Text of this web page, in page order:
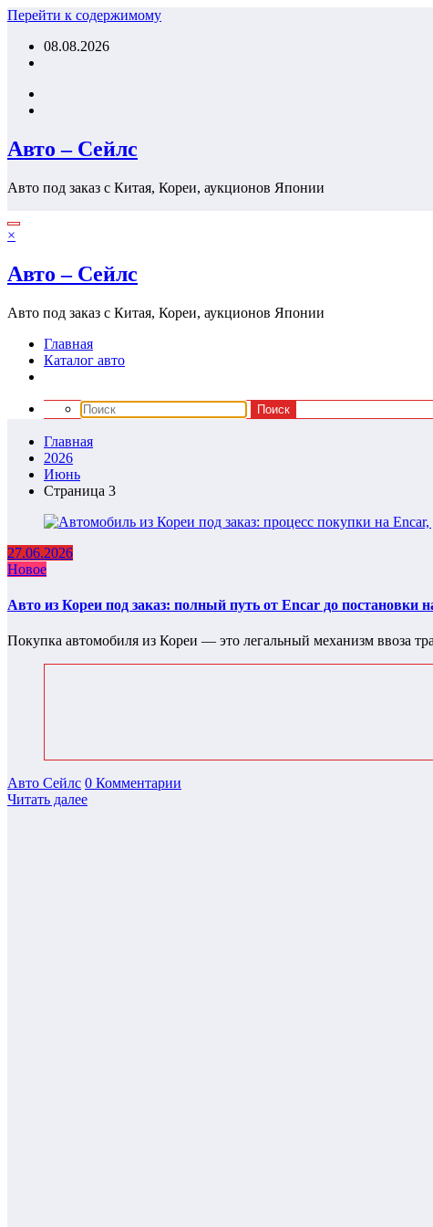
Перейти к содержимому
08.08.2026
Авто – Сейлс
Авто под заказ с Китая, Кореи, аукционов Японии
×
Авто – Сейлс
Авто под заказ с Китая, Кореи, аукционов Японии
Главная
Каталог авто
Главная
2026
Июнь
Страница 3
27.06.2026
Новое
Авто из Кореи под заказ: полный путь от Encar до постановки
Покупка автомобиля из Кореи — это легальный механизм ввоза
Авто Сейлс 0 Комментарии
Читать далее